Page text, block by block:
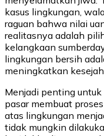
kasus lingkungan,
raguan bahwa nilai
realitasnya adalah
kelangkaan
lingkungan bersih
meningkatkan
Menjadi penting
pasar membuat
atas lingkungan
tidak mungkin